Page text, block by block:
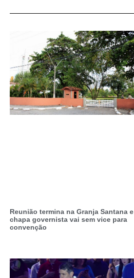
Reunião termina na Granja Santana e
chapa governista vai sem vice para
convenção